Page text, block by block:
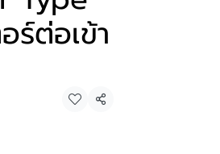
ร์ต่อเข้า
แชร์